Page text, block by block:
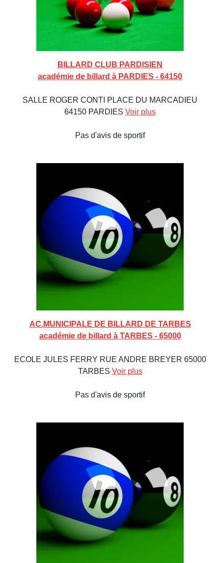
BILLARD CLUB PARDISIEN
académie de billard à PARDIES - 64150
SALLE ROGER CONTI PLACE DU MARCADIEU
64150 PARDIES Voir plus
Pas d'avis de sportif
AC.MUNICIPALE DE BILLARD DE TARBES
académie de billard à TARBES - 65000
ECOLE JULES FERRY RUE ANDRE BREYER 65000
TARBES Voir plus
Pas d'avis de sportif